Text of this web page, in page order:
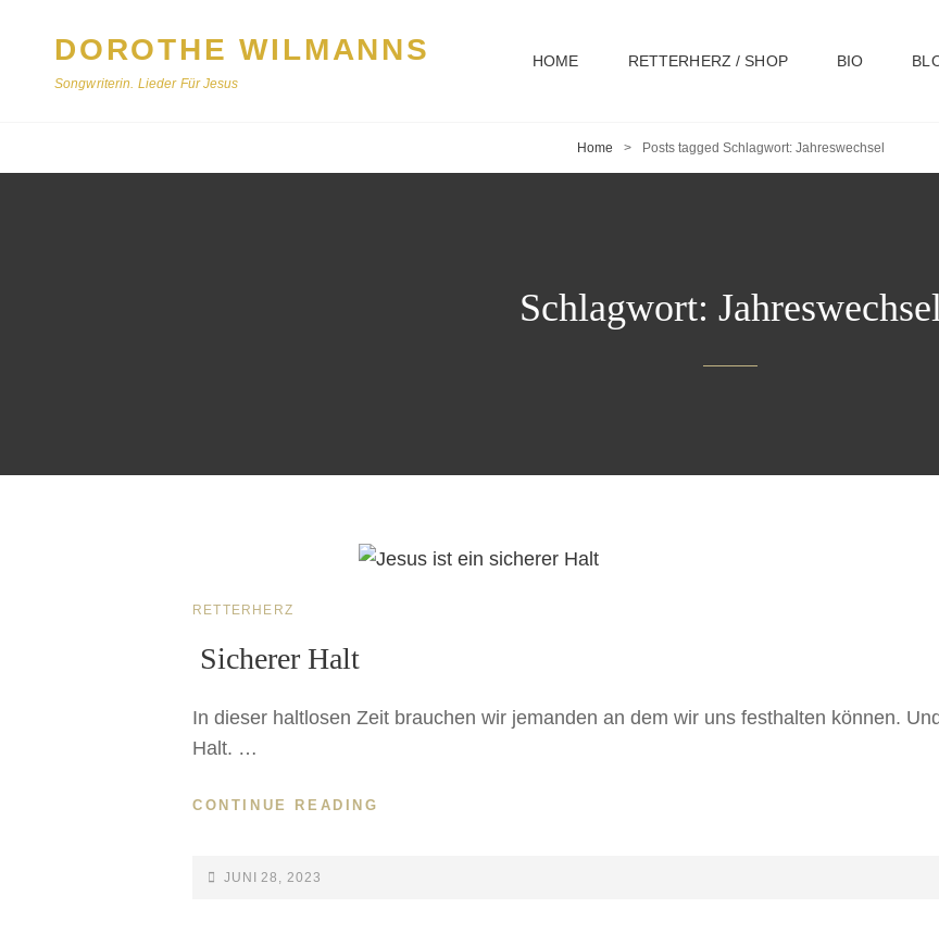
DOROTHE WILMANNS
Songwriterin. Lieder Für Jesus
HOME RETTERHERZ / SHOP BIO
Home > Posts tagged Schlagwort: Jahreswechsel
Schlagwort:
RETTERHERZ
Sicherer Halt
In dieser haltlosen Zeit brauchen wir jemanden an dem wir uns festhalten können.
Halt. …
CONTINUE READING
JUNI 28, 2023